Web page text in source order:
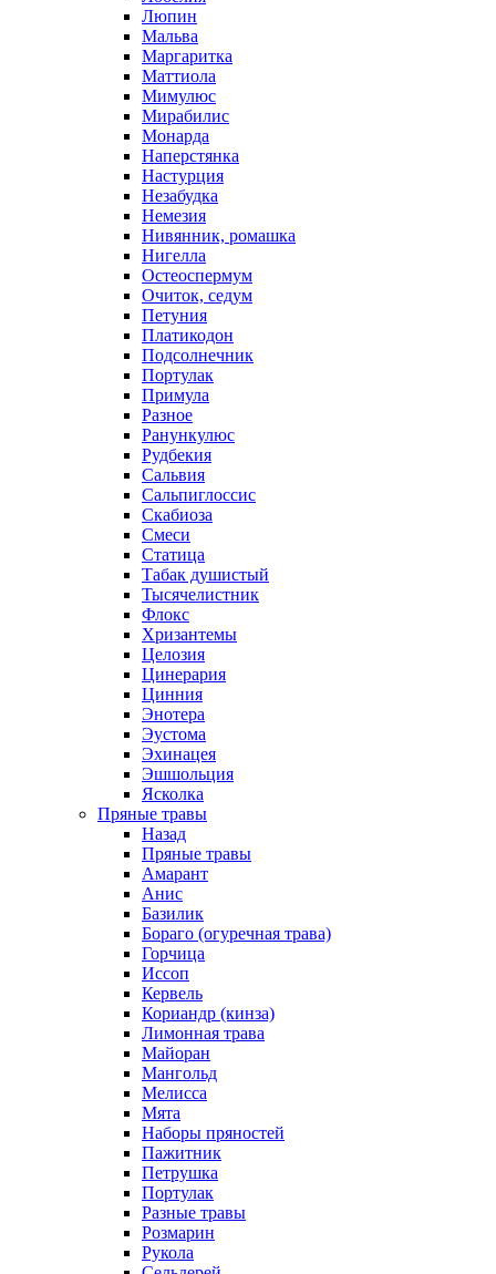
Люпин
Мальва
Маргаритка
Маттиола
Мимулюс
Мирабилис
Монарда
Наперстянка
Настурция
Незабудка
Немезия
Нивянник, ромашка
Нигелла
Остеоспермум
Очиток, седум
Петуния
Платикодон
Подсолнечник
Портулак
Примула
Разное
Ранункулюс
Рудбекия
Сальвия
Сальпиглоссис
Скабиоза
Смеси
Статица
Табак душистый
Тысячелистник
Флокс
Хризантемы
Целозия
Цинерария
Цинния
Энотера
Эустома
Эхинацея
Эшшольция
Ясколка
Пряные травы
Назад
Пряные травы
Амарант
Анис
Базилик
Бораго (огуречная трава)
Горчица
Иссоп
Кервель
Кориандр (кинза)
Лимонная трава
Майоран
Мангольд
Мелисса
Мята
Наборы пряностей
Пажитник
Петрушка
Портулак
Разные травы
Розмарин
Рукола